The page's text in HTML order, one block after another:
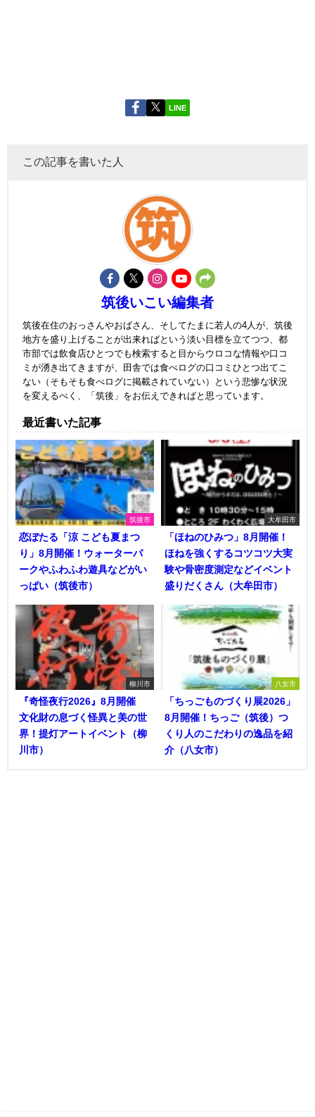
LINE
この記事を書いた人
筑後いこい編集者
筑後在住のおっさんやおばさん、そしてたまに若人の4人が、筑後
地方を盛り上げることが出来ればという淡い目標を立てつつ、都
市部では飲食店ひとつでも検索すると目からウロコな情報や口コ
ミが湧き出てきますが、田舎では食べログの口コミひとつ出てこ
ない（そもそも食べログに掲載されていない）という悲惨な状況
を変えるべく、「筑後」をお伝えできればと思っています。
最近書いた記事
筑後市
恋ぼたる「涼 こども夏まつ
り」8月開催！ウォーターパ
ークやふわふわ遊具などがい
っぱい（筑後市）
大牟田市
「ほねのひみつ」8月開催！
ほねを強くするコツコツ大実
験や骨密度測定などイベント
盛りだくさん（大牟田市）
柳川市
『奇怪夜行2026』8月開催
文化財の息づく怪異と美の世
界！提灯アートイベント（柳
川市）
八女市
「ちっごものづくり展2026」
8月開催！ちっご（筑後）つ
くり人のこだわりの逸品を紹
介（八女市）